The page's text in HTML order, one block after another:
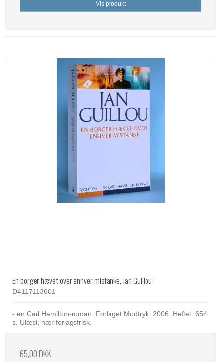
Vis produkt
En borger hævet over enhver mistanke, Jan Guillou
D4117113601
- en Carl Hamilton-roman. Forlaget Modtryk. 2006. Heftet. 654
s. Ulæst, nær forlagsfrisk.
65,00 DKK